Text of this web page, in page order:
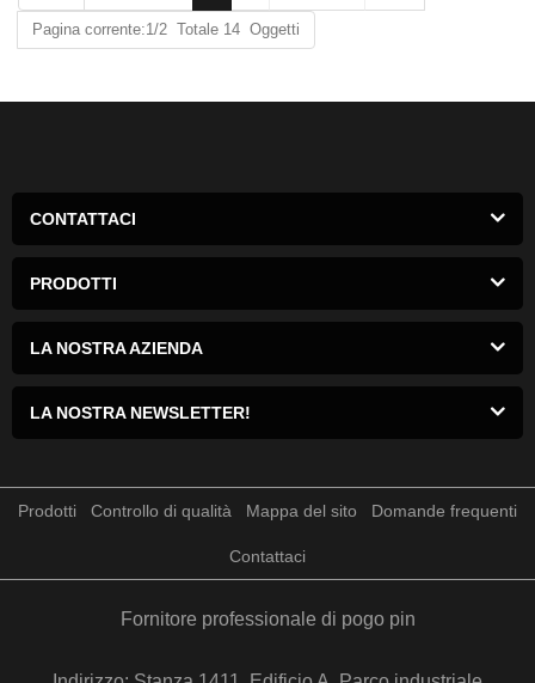
Pagina corrente:1/2 Totale 14 Oggetti
CONTATTACI
PRODOTTI
LA NOSTRA AZIENDA
LA NOSTRA NEWSLETTER!
Prodotti Controllo di qualità Mappa del sito Domande frequenti
Contattaci
Fornitore professionale di pogo pin